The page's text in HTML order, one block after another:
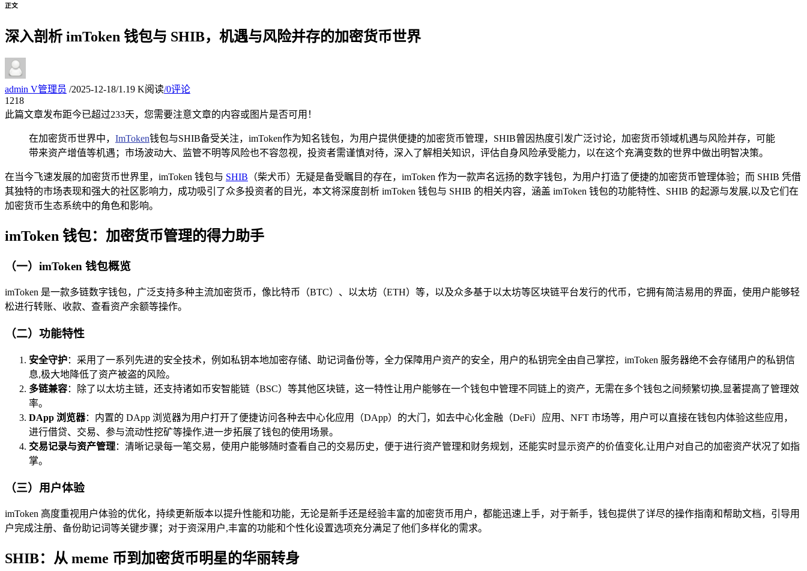
正文
深入剖析 imToken 钱包与 SHIB，机遇与风险并存的加密货币世界
admin V管理员 /2025-12-18/1.19 K阅读/0评论
1218
此篇文章发布距今已超过233天，您需要注意文章的内容或图片是否可用！
在加密货币世界中， ImToken钱包与SHIB备受关注，imToken作为知名钱包，为用户提供便捷的加密货币管理，SHIB曾因热度引发广泛讨论，加密货币领域机遇与风险并存，可能
带来资产增值等机遇；市场波动大、监管不明等风险也不容忽视，投资者需谨慎对待，深入了解相关知识，评估自身风险承受能力，以在这个充满变数的世界中做出明智决策。
在当今飞速发展的加密货币世界里，imToken 钱包与 SHIB （柴犬币）无疑是备受瞩目的存在，imToken 作为一款声名远扬的数字钱包，为用户打造了便捷的加密货币管理体验；而 SHIB 凭借
其独特的市场表现和强大的社区影响力，成功吸引了众多投资者的目光，本文将深度剖析 imToken 钱包与 SHIB 的相关内容，涵盖 imToken 钱包的功能特性、SHIB 的起源与发展,以及它们在
加密货币生态系统中的角色和影响。
imToken 钱包：加密货币管理的得力助手
（一）imToken 钱包概览
imToken 是一款多链数字钱包，广泛支持多种主流加密货币，像比特币（BTC）、以太坊（ETH）等，以及众多基于以太坊等区块链平台发行的代币，它拥有简洁易用的界面，使用户能够轻
松进行转账、收款、查看资产余额等操作。
（二）功能特性
安全守护：采用了一系列先进的安全技术，例如私钥本地加密存储、助记词备份等，全力保障用户资产的安全，用户的私钥完全由自己掌控，imToken 服务器绝不会存储用户的私钥信
息,极大地降低了资产被盗的风险。
多链兼容：除了以太坊主链，还支持诸如币安智能链（BSC）等其他区块链，这一特性让用户能够在一个钱包中管理不同链上的资产，无需在多个钱包之间频繁切换,显著提高了管理效
率。
DApp 浏览器：内置的 DApp 浏览器为用户打开了便捷访问各种去中心化应用（DApp）的大门，如去中心化金融（DeFi）应用、NFT 市场等，用户可以直接在钱包内体验这些应用，
进行借贷、交易、参与流动性挖矿等操作,进一步拓展了钱包的使用场景。
交易记录与资产管理：清晰记录每一笔交易，使用户能够随时查看自己的交易历史，便于进行资产管理和财务规划，还能实时显示资产的价值变化,让用户对自己的加密资产状况了如指
掌。
（三）用户体验
imToken 高度重视用户体验的优化，持续更新版本以提升性能和功能，无论是新手还是经验丰富的加密货币用户，都能迅速上手，对于新手，钱包提供了详尽的操作指南和帮助文档，引导用
户完成注册、备份助记词等关键步骤；对于资深用户,丰富的功能和个性化设置选项充分满足了他们多样化的需求。
SHIB：从 meme 币到加密货币明星的华丽转身